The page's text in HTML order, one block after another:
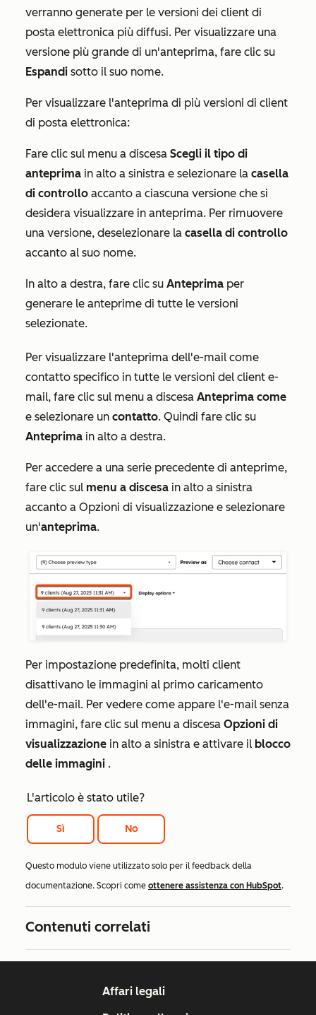
verranno generate per le versioni dei client di
posta elettronica più diffusi. Per visualizzare una
versione più grande di un'anteprima, fare clic su
Espandi sotto il suo nome.
Per visualizzare l'anteprima di più versioni di client
di posta elettronica:
Fare clic sul menu a discesa Scegli il tipo di
anteprima in alto a sinistra e selezionare la casella
di controllo accanto a ciascuna versione che si
desidera visualizzare in anteprima. Per rimuovere
una versione, deselezionare la casella di controllo
accanto al suo nome.
In alto a destra, fare clic su Anteprima per
generare le anteprime di tutte le versioni
selezionate.
Per visualizzare l'anteprima dell'e-mail come
contatto specifico in tutte le versioni del client e-
mail, fare clic sul menu a discesa Anteprima come
e selezionare un contatto. Quindi fare clic su
Anteprima in alto a destra.
Per accedere a una serie precedente di anteprime,
fare clic sul menu a discesa in alto a sinistra
accanto a Opzioni di visualizzazione e selezionare
un'anteprima.
Per impostazione predefinita, molti client
disattivano le immagini al primo caricamento
dell'e-mail. Per vedere come appare l'e-mail senza
immagini, fare clic sul menu a discesa Opzioni di
visualizzazione in alto a sinistra e attivare il blocco
delle immagini .
L'articolo è stato utile?
Sì No
Questo modulo viene utilizzato solo per il feedback della
documentazione. Scopri come ottenere assistenza con HubSpot.
Contenuti correlati
Affari legali